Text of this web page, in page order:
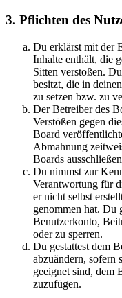
3. Pflichten des
Du erklärst mit der
Inhalte enthält, die
Sitten verstoßen.
besitzt, die in
zu setzen bzw. zu
Der Betreiber des
Verstößen gegen
Board
Abmahnung
Boards
Du nimmst zur
Verantwortung für
er nicht selbst
genommen hat. Du
Benutzerkonto,
oder zu sperren.
Du gestattest dem
abzuändern, sofern
geeignet sind, dem
zuzufügen.